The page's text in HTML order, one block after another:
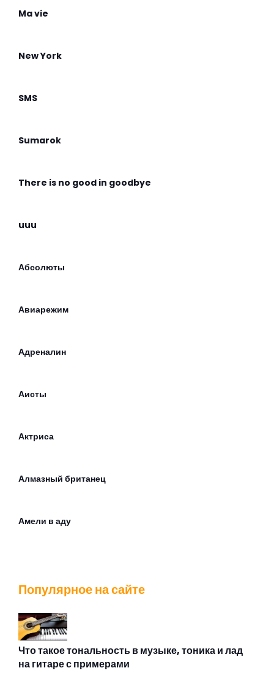
Ma vie
New York
SMS
Sumarok
There is no good in goodbye
uuu
Абсолюты
Авиарежим
Адреналин
Аисты
Актриса
Алмазный британец
Амели в аду
Архитектор
Популярное на сайте
Что такое тональность в музыке, тоника и лад
на гитаре с примерами